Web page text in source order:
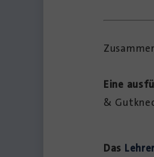
Eine
&
Das